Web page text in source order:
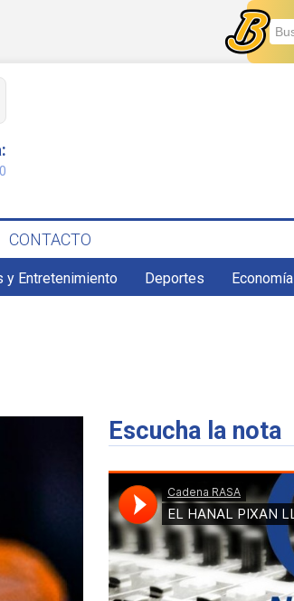
CONTACTO
y Entretenimiento Deportes Economía
Escucha la nota